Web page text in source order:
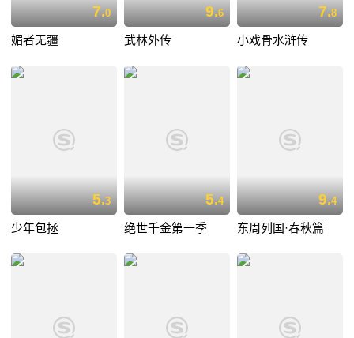
7.0
媚者无疆
9.6
武林外传
7.8
小戏骨水浒传
5.3
少年包拯
5.4
绝世千金第一季
9.4
东周列国·春秋篇